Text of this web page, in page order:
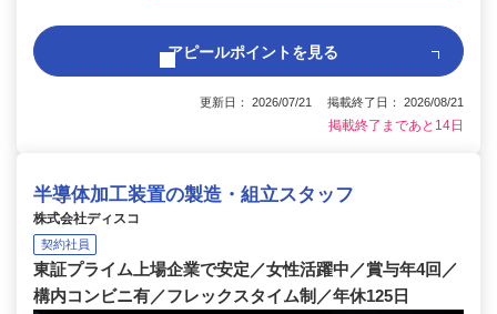
アピールポイントを見る
更新日： 2026/07/21 掲載終了日： 2026/08/21
掲載終了まであと14日
半導体加工装置の製造・組立スタッフ
株式会社ディスコ
契約社員
東証プライム上場企業で安定／女性活躍中／賞与年4回／
構内コンビニ有／フレックスタイム制／年休125日